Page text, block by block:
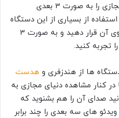
های 3 بعدی می توانید دنیای مجازی را به صورت 3 بعدی
از بسیاری از این دستگاه
ها می توانید موبایل خود را بر روی آن قرار دهید و به صورت 3
تجربه کنید.
ها از هندزفری و هدست
کنار مشاهده دنیای مجازی به
صدای آن را هم بشنوید که
های سه بعدی را چند برابر